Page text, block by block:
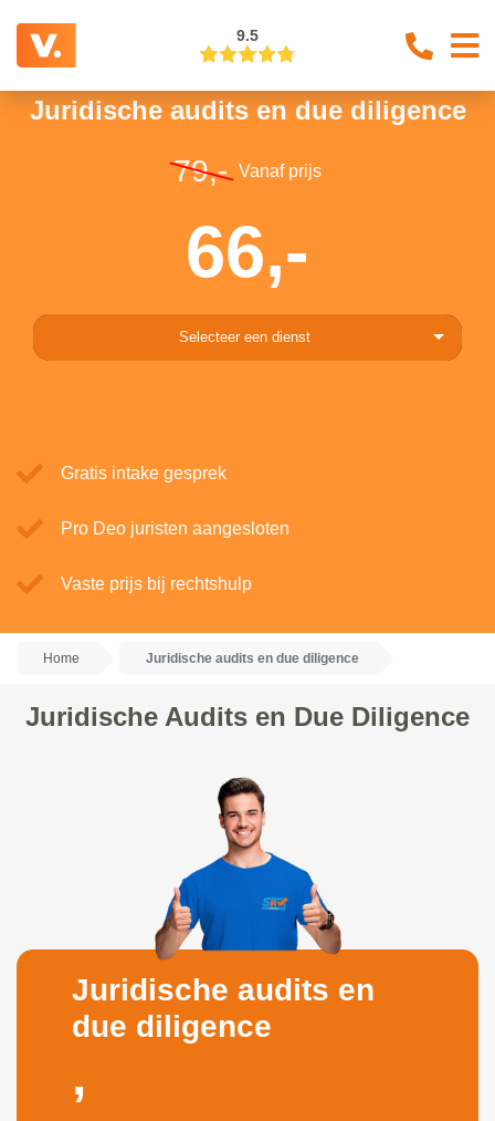
9.5
Juridische audits en due diligence
79,- Vanaf prijs
66,-
Selecteer een dienst
Gratis intake gesprek
Pro Deo juristen aangesloten
Vaste prijs bij rechtshulp
Home Juridische audits en due diligence
Juridische Audits en Due Diligence
Juridische audits en
due diligence
,